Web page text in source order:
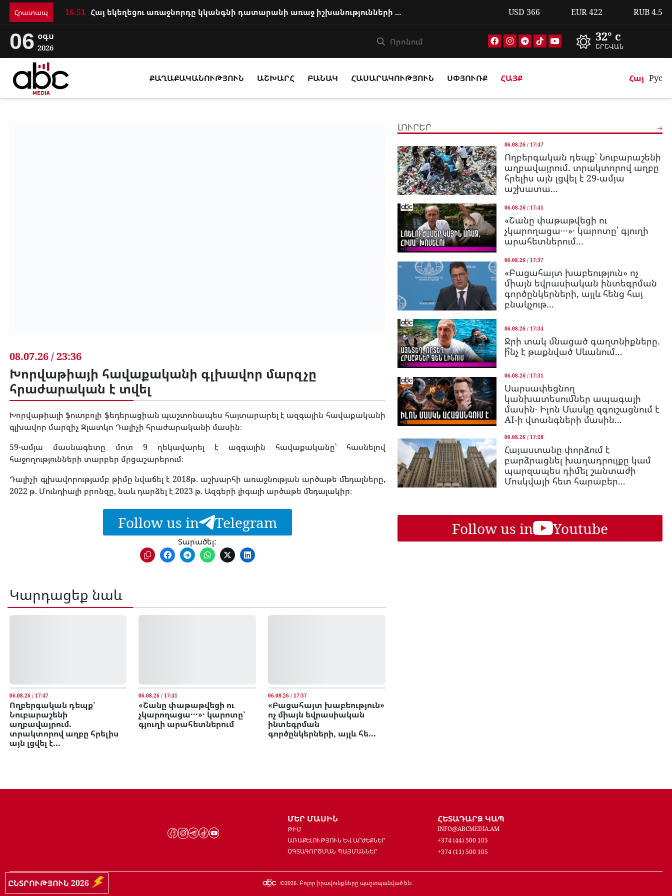
Հրատապ 16:51 Հայ եկեղեցու առաջնորդը կկանգնի դատարանի առաջ իշխանությունների հետ խորացո... USD 366 EUR422 RUB4.5
06 օգս
2026
32° c
ԵՐԵՎԱՆ
ՔԱՂԱՔԱԿԱՆՈՒԹՅՈՒՆ ԱՇԽԱՐՀ ԲԱՆԱԿ ՀԱՍԱՐԱԿՈՒԹՅՈՒՆ ՍՓՅՈՒՌՔ ՀԱՅՔ Հայ Рус
08.07.26 / 23:36
Խորվաթիայի հավաքականի գլխավոր մարզչը
հրաժարական է տվել
Խորվաթիայի ֆուտբոլի ֆեդերացիան պաշտոնապես հայտարարել է ազգային հավաքականի
գլխավոր մարզիչ Զլատկո Դալիչի հրաժարականի մասին։
59-ամյա մասնագետը մոտ 9 ղեկավարել է ազգային հավաքականը՝ հասնելով
հաջողությունների տարբեր մրցաշարերում։
Դալիչի գլխավորությամբ թիմը նվաճել է 2018թ. աշխարհի առաջնության արծաթե մեդալները,
2022 թ. Մունդիալի բրոնզը, նաև դարձել է 2023 թ. Ազգերի լիգայի արծաթե մեդալակիր։
Follow us in Telegram
Տարածել:
Կարդացեք նաև
06.08.26 / 17:47
Ողբերգական դեպք՝
Նուբարաշենի
աղբավայրում.
տրակտորով աղբը հրելիս
այն լցվել է...
06.08.26 / 17:41
«Շանը փաթաթվեցի ու
չկարողացա․․․»․ կարոտը՝
գյուղի արահետներում
06.08.26 / 17:37
«Բացահայտ խաբեություն»
ոչ միայն եվրասիական
ինտեգրման
գործընկերների, այլև հե...
ԼՈՒՐԵՐ
06.08.26 / 17:47
Ողբերգական դեպք՝ Նուբարաշենի
աղբավայրում. տրակտորով աղբը
հրելիս այն լցվել է 29-ամյա
աշխատա...
06.08.26 / 17:41
«Շանը փաթաթվեցի ու
չկարողացա․․․»․ կարոտը՝ գյուղի
արահետներում...
06.08.26 / 17:37
«Բացահայտ խաբեություն» ոչ
միայն եվրասիական ինտեգրման
գործընկերների, այլև հենց հայ
բնակչութ...
06.08.26 / 17:34
Ջրի տակ մնացած գաղտնիքները.
ի՞նչ է թաքնված Սևանում...
06.08.26 / 17:31
Սարսափեցնող
կանխատեսումներ ապագայի
մասին․ Իլոն Մասկը զգուշացնում է
AI-ի վտանգների մասին...
06.08.26 / 17:28
Հայաստանը փորձում է
բարձրացնել խաղադրույքը կամ
պարզապես դիմել շանտաժի
Մոսկվայի հետ հարաբեր...
Follow us in Youtube
ՄԵՐ ՄԱՍԻՆ
ԹԻՄ
ԱՌԱՔԵԼՈՒԹՅՈՒՆ ԵՎ ԱՐԺԵՔՆԵՐ
ՕԳՏԱԳՈՐԾՄԱՆ ՊԱՅՄԱՆՆԵՐ
ՀԵՏԱԴԱՐՁ ԿԱՊ
INFO@ABCMEDIA.AM
+374 (44) 500 105
+374 (11) 500 105
©2026. Բոլոր իրավունքները պաշտպանված են:
ԸՆՏՐՈՒԹՅՈՒՆ 2026